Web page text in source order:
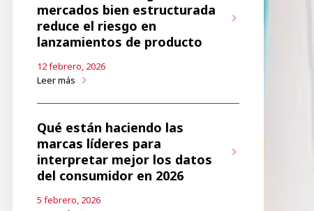
mercados bien estructurada
reduce el riesgo en
lanzamientos de producto
12 febrero, 2026
Leer más
Qué están haciendo las
marcas líderes para
interpretar mejor los datos
del consumidor en 2026
5 febrero, 2026